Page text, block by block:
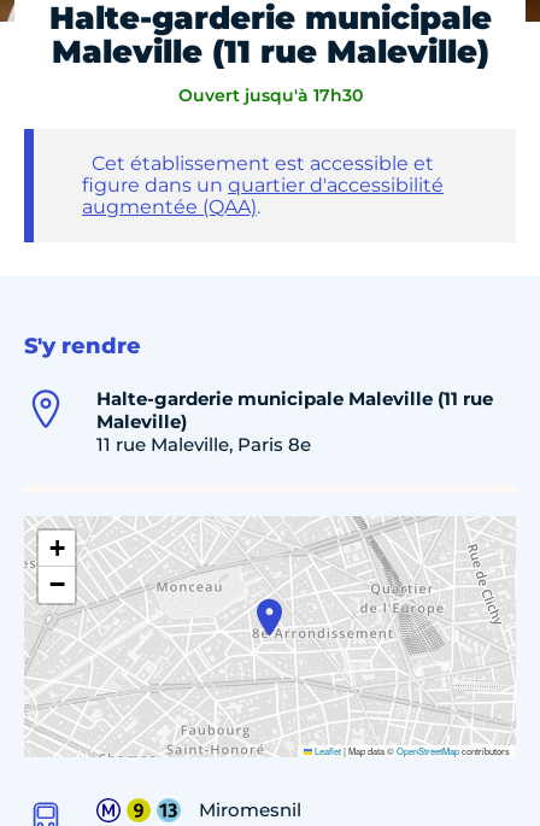
Halte-garderie municipale
Maleville (11 rue Maleville)
Ouvert jusqu'à 17h30
Cet établissement est accessible et
figure dans un quartier d'accessibilité
augmentée (QAA).
S'y rendre
Halte-garderie municipale Maleville (11 rue
Maleville)
11 rue Maleville, Paris 8e
+
−
Leaflet|Map data ©OpenStreetMapcontributors
Miromesnil